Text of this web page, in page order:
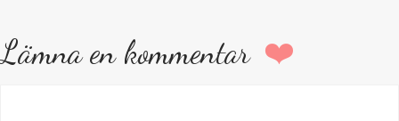
Lämna en kommentar